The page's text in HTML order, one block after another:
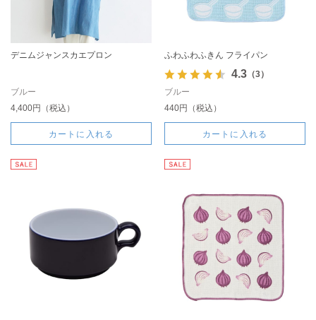
デニムジャンスカエプロン
ブルー
4,400円（税込）
カートに入れる
ふわふわふきん フライパン
4.3（3）
ブルー
440円（税込）
カートに入れる